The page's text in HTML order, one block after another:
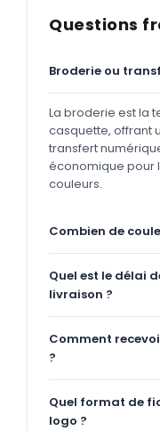
Questions
Broderie ou
La broderie est la
casquette, offrant
transfert
économique pour
couleurs.
Combien de
Quel est le délai
livraison ?
Comment
?
Quel format de
logo ?